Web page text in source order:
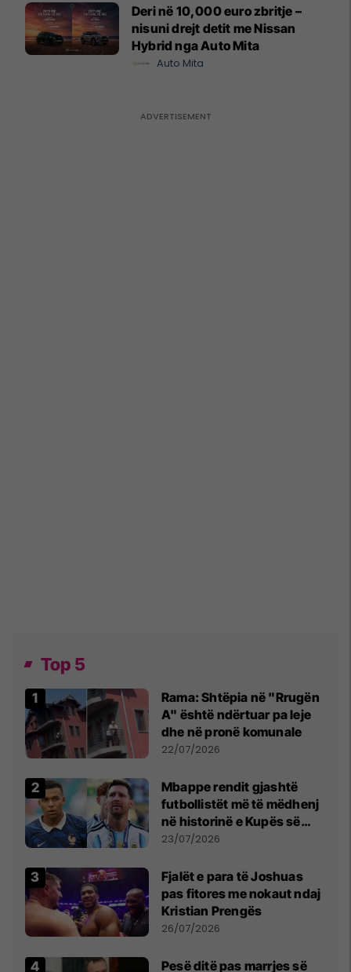
Deri në 10,000 euro zbritje –
nisuni drejt detit me Nissan
Hybrid nga Auto Mita
Auto Mita
Top 5
Rama: Shtëpia në "Rrugën
A" është ndërtuar pa leje
dhe në pronë komunale
22/07/2026
Mbappe rendit gjashtë
futbollistët më të mëdhenj
në historinë e Kupës së
Botës, Messi mbetet i dyti
23/07/2026
Fjalët e para të Joshuas
pas fitores me nokaut ndaj
Kristian Prengës
26/07/2026
Pesë ditë pas marrjes së